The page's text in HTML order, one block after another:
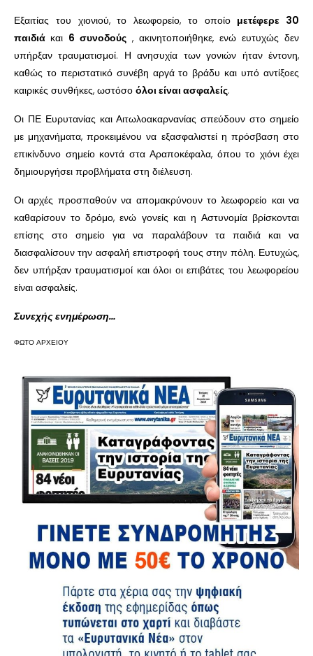
Εξαιτίας του χιονιού, το λεωφορείο, το οποίο μετέφερε 30
παιδιά και 6 συνοδούς , ακινητοποιήθηκε, ενώ ευτυχώς δεν
υπήρξαν τραυματισμοί. Η ανησυχία των γονιών ήταν έντονη,
καθώς το περιστατικό συνέβη αργά το βράδυ και υπό αντίξοες
καιρικές συνθήκες, ωστόσο όλοι είναι ασφαλείς.
Οι ΠΕ Ευρυτανίας και Αιτωλοακαρνανίας σπεύδουν στο σημείο
με μηχανήματα, προκειμένου να εξασφαλιστεί η πρόσβαση στο
επικίνδυνο σημείο κοντά στα Αραποκέφαλα, όπου το χιόνι έχει
δημιουργήσει προβλήματα στη διέλευση.
Οι αρχές προσπαθούν να απομακρύνουν το λεωφορείο και να
καθαρίσουν το δρόμο, ενώ γονείς και η Αστυνομία βρίσκονται
επίσης στο σημείο για να παραλάβουν τα παιδιά και να
διασφαλίσουν την ασφαλή επιστροφή τους στην πόλη. Ευτυχώς,
δεν υπήρξαν τραυματισμοί και όλοι οι επιβάτες του λεωφορείου
είναι ασφαλείς.
Συνεχής ενημέρωση…
ΦΩΤΟ ΑΡΧΕΙΟΥ